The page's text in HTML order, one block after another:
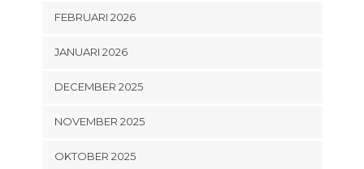
FEBRUARI 2026
JANUARI 2026
DECEMBER 2025
NOVEMBER 2025
OKTOBER 2025